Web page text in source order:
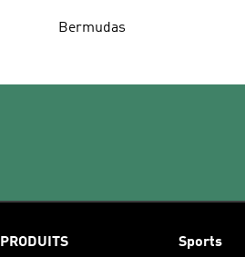
Bermudas
PRODUITS Sports